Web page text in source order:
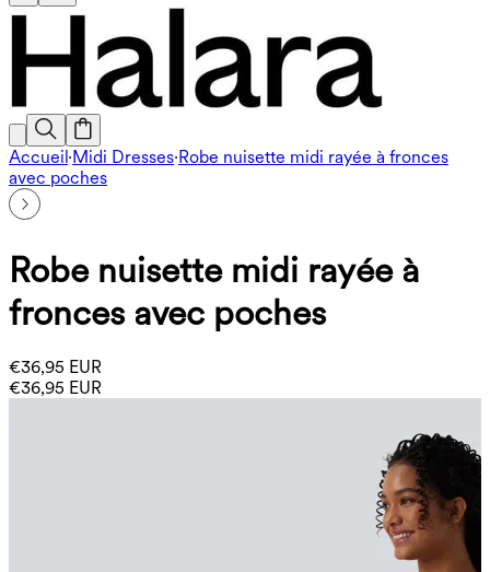
Accueil ·Midi Dresses·Robe nuisette midi rayée à fronces
avec poches
Robe nuisette midi rayée à
fronces avec poches
€36,95 EUR
€36,95 EUR